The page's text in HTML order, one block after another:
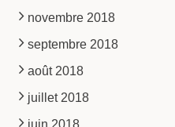
novembre 2018
septembre 2018
août 2018
juillet 2018
juin 2018